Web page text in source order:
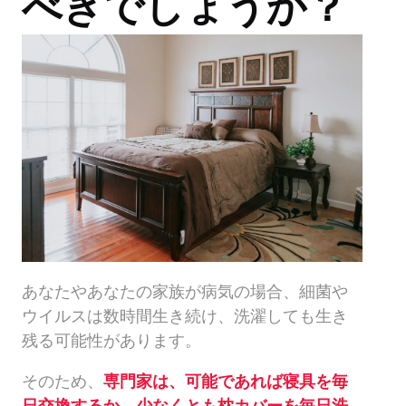
あなたやあなたの家族が病気の場合、細菌や
ウイルスは数時間生き続け、洗濯しても生き
残る可能性があります。
そのため、 専門家は、可能であれば寝具を毎